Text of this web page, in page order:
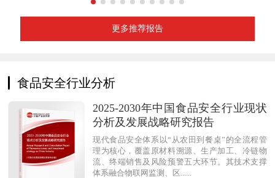
更多推荐报告
食品安全行业分析
2025-2030年中国食品安全行业现状
分析及发展战略研究报告
现代食品安全体系以“从农田到餐桌”的全流程管
理为核心，覆盖原材料溯源、生产加工、冷链物
流、终端销售及风险预警五大环节。其技术支撑
体系融合物联网监测、区......